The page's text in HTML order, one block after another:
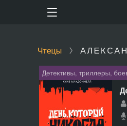
Чтецы
Детективы, триллеры,